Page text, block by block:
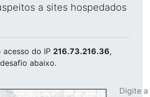
a sites hospedados
acesso do IP 216.73.216.36,
abaixo.
Digite